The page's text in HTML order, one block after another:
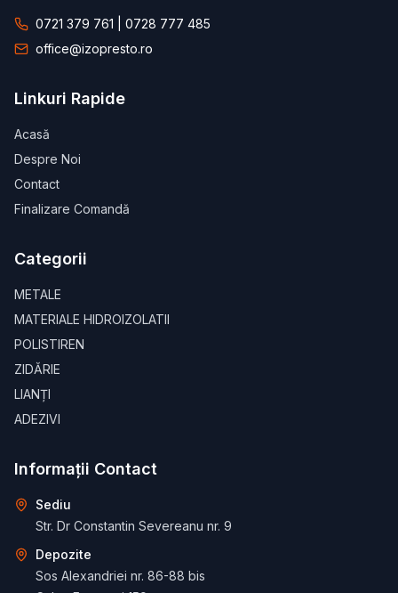
0721 379 761 | 0728 777 485
office@izopresto.ro
Linkuri Rapide
Acasă
Despre Noi
Contact
Finalizare Comandă
Categorii
METALE
MATERIALE HIDROIZOLATII
POLISTIREN
ZIDĂRIE
LIANȚI
ADEZIVI
Informații Contact
Sediu
Str. Dr Constantin Severeanu nr. 9
Depozite
Sos Alexandriei nr. 86-88 bis